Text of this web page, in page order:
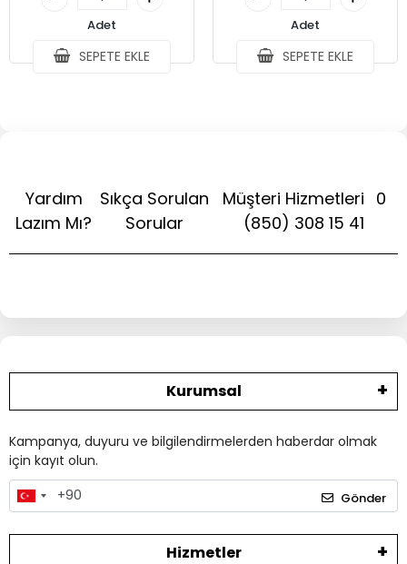
Adet
SEPETE EKLE
Adet
SEPETE EKLE
Yardım
Lazım Mı?
Sıkça Sorulan
Sorular
Müşteri Hizmetleri 0
(850) 308 15 41
Kurumsal
Kampanya, duyuru ve bilgilendirmelerden haberdar olmak
için kayıt olun.
Gönder
Hizmetler